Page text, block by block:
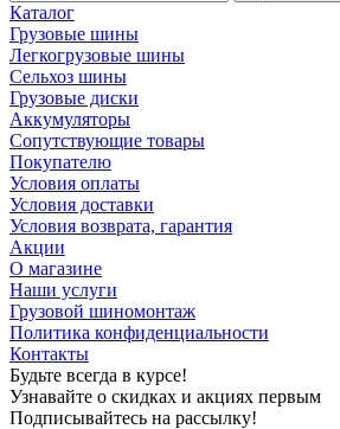
Каталог
Грузовые шины
Легкогрузовые шины
Сельхоз шины
Грузовые диски
Аккумуляторы
Сопутствующие товары
Покупателю
Условия оплаты
Условия доставки
Условия возврата, гарантия
Акции
О магазине
Наши услуги
Грузовой шиномонтаж
Политика конфиденциальности
Контакты
Будьте всегда в курсе!
Узнавайте о скидках и акциях первым
Подписывайтесь на рассылку!